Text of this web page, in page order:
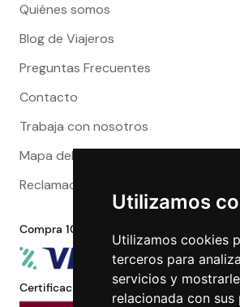
Utilizamos
Utilizamos cookies
terceros para
servicios y
relacionada con sus
Quiénes somos
Blog de Viajeros
Preguntas Frecuentes
Contacto
Trabaja con nosotros
Mapa del sitio
Reclamaciones
Compra 100% segura
Certificaciones